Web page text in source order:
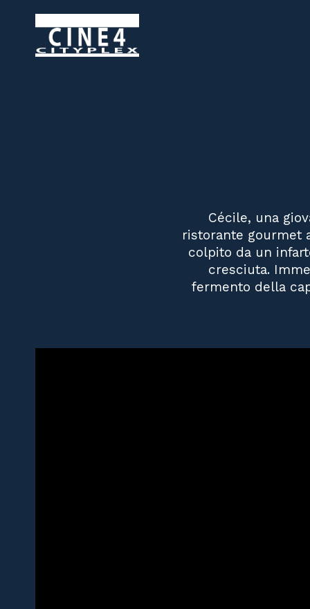
Cécile, una
ristorante gourmet
colpito da un
cresciuta.
fermento della